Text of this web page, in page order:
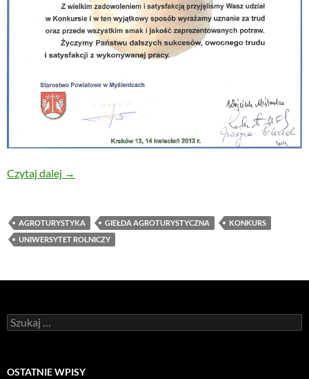
Czytaj dalej Małopolska Giełda Agroturystyczna w Krakowie
→
AGROTURYSTYKA GIEŁDA AGROTURYSTYCZNA
KONKURS
UNIWERSYTET ROLNICZY
Szukaj:
OSTATNIE WPISY